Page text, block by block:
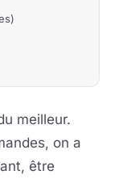
meilleur.
on a
être